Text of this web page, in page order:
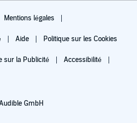
Mentions légales
Aide Politique sur les Cookies
sur la Publicité Accessibilité
GmbH